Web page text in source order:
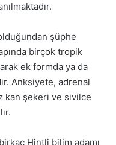
şüphe
birçok tropik
ek formda ya da
Anksiyete, adrenal
kan şekeri ve sivilce
Hintli bilim adamı